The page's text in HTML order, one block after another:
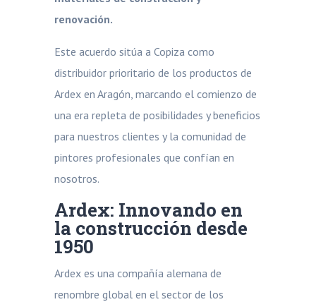
renovación.
Este acuerdo sitúa a Copiza como
distribuidor prioritario de los productos de
Ardex en Aragón, marcando el comienzo de
una era repleta de posibilidades y beneficios
para nuestros clientes y la comunidad de
pintores profesionales que confían en
nosotros.
Ardex: Innovando en
la construcción desde
1950
Ardex es una compañía alemana de
renombre global en el sector de los